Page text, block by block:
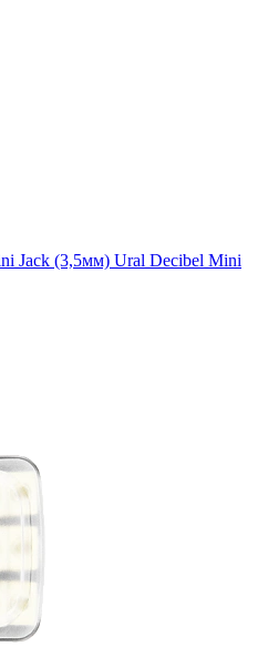
Jack (3,5мм) Ural Decibel Mini